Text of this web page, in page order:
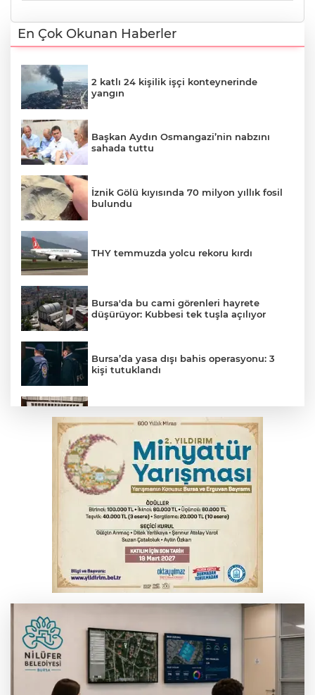
En Çok Okunan Haberler
2 katlı 24 kişilik işçi konteynerinde
yangın
Başkan Aydın Osmangazi’nin nabzını
sahada tuttu
İznik Gölü kıyısında 70 milyon yıllık fosil
bulundu
THY temmuzda yolcu rekoru kırdı
Bursa'da bu cami görenleri hayrete
düşürüyor: Kubbesi tek tuşla açılıyor
Bursa’da yasa dışı bahis operasyonu: 3
kişi tutuklandı
Çerçeve yasa görüşmeleri başladı
Trabzonspor'da Folcarelli ameliyat oldu
Tarihi eser kaçakçısı Bursa'da sert kayaya
çarptı
Erdoğan, Suudi Arabistan'dan ayrıldı